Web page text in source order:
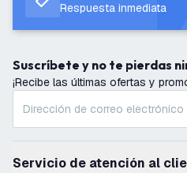
Respuesta inmediata
Suscríbete y no te pierdas
¡Recibe las últimas ofertas y
Servicio de atención al